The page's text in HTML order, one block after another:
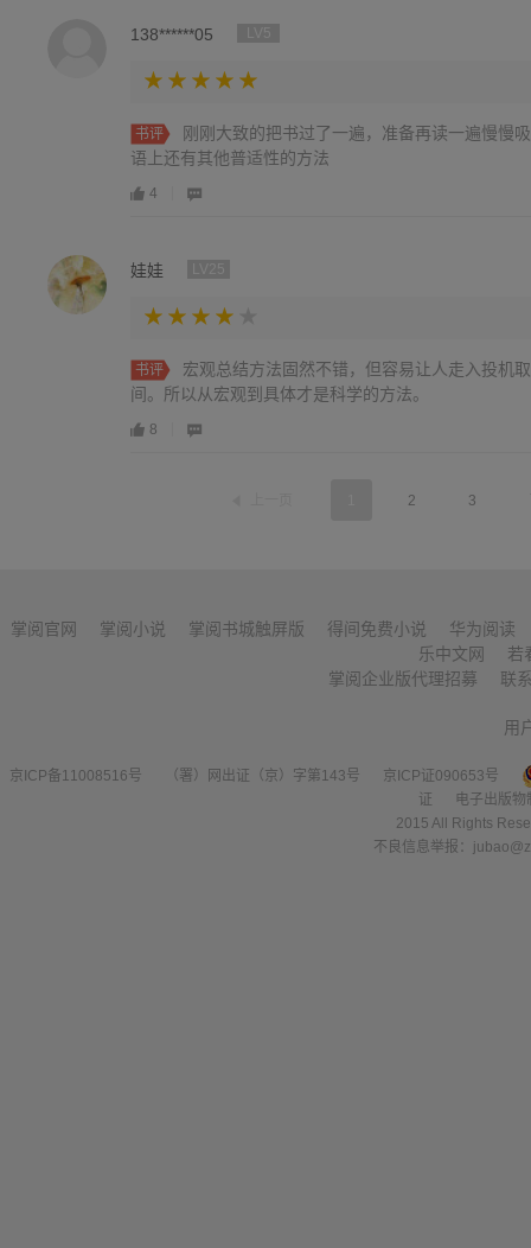
138******05
书评
刚刚大致的把书过了一遍，准备再读一遍慢慢
语上还有其他普适性的方法
4
娃娃
书评
宏观总结方法固然不错，但容易让人走入投机
间。所以从宏观到具体才是科学的方法。
8
2 3
掌阅官网 掌阅小说 掌阅书城触屏版 得间免费小说
华为阅读
乐中文网
若
掌阅企业版代理招募
联
用
京ICP备11008516号 （署）网出证（京）字第143号
京ICP证090653号
证
电子出版
2015 All Rights
不良信息举报：